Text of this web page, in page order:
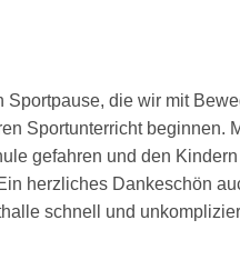
Sportpause, die wir mit
Sportunterricht beginnen.
gefahren und den
herzliches Dankeschön
schnell und